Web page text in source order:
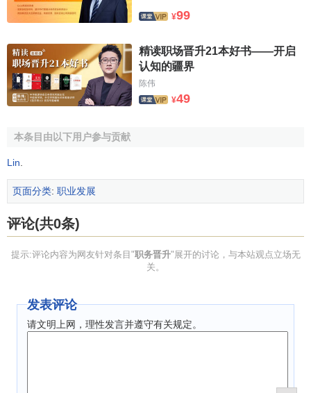
[1]
1.职务晋升的 物质激励 作用
物质激烈是职务晋升激励的重要内容。不论是在企业还
物质的激励。职务的提升还可以带来
在职消费
激励作用更加明显。
激励理论认为组织成员不仅看中物质上的激励，也看重
工作成绩被认可的表彰、奖励所带来的精神激励。职务晋升
和贡献最大程度的肯定。中国传
和仕途的内心崇拜。职务晋升也正是满足了这一思想。不论
是在企业或者是事业单位或者是在政府机关，人们的职务的
¥99
精读职场晋升21本好书——开启
认知的疆界
陈伟
¥49
本条目由以下用户参与贡献
Lin
页面分类: 职业发展
评论(共0条)
提示:评论内容为网友针对条目"职务晋升"展开的讨论，与本站观点立场无
关。
发表评论
请文明上网，理性发言并遵守有关规定。